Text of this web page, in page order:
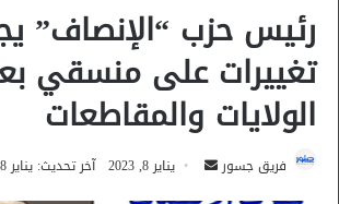
رئيس حزب “الإنصاف”
تغييرات على منسقي
الولايات والمقاطعات
فريق جسور
أرسل يناير 8, 2023 آخر تحديث: يناير 8, 2023